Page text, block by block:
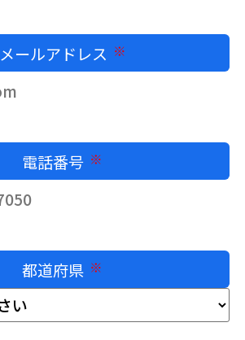
メールアドレス
電話番号
都道府県